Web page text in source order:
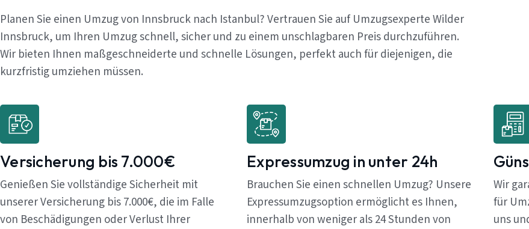
Planen Sie einen Umzug von Innsbruck nach Istanbul? Vertrauen Sie auf Umzugsexperte Wilder
Innsbruck, um Ihren Umzug schnell, sicher und zu einem unschlagbaren Preis durchzuführen.
Wir bieten Ihnen maßgeschneiderte und schnelle Lösungen, perfekt auch für diejenigen, die
kurzfristig umziehen müssen.
Versicherung bis 7.000€
Genießen Sie vollständige Sicherheit mit
unserer Versicherung bis 7.000€, die im Falle
von Beschädigungen oder Verlust Ihrer
Expressumzug in unter 24h
Brauchen Sie einen schnellen Umzug? Unsere
Expressumzugsoption ermöglicht es Ihnen,
innerhalb von weniger als 24 Stunden von
Wir
für
uns